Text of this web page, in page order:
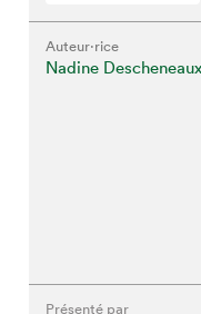
Auteur·rice
Nadine Descheneaux
Présenté par